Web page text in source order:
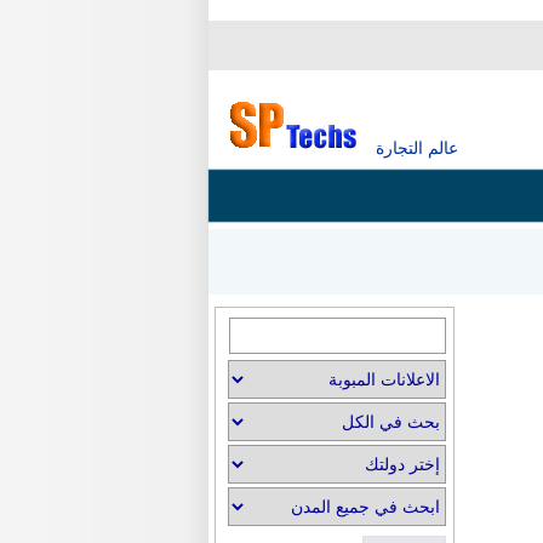
عالم التجارة